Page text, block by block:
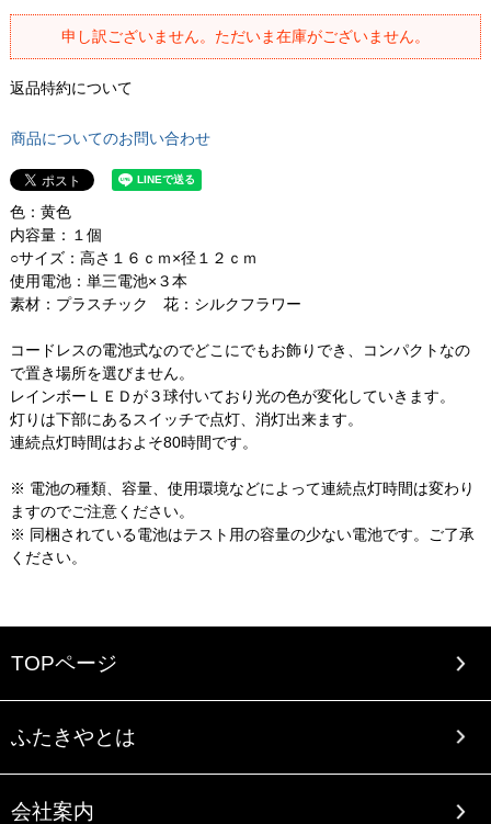
申し訳ございません。ただいま在庫がございません。
返品特約について
商品についてのお問い合わせ
色：黄色
内容量：１個
○サイズ：高さ１６ｃｍ×径１２ｃｍ
使用電池：単三電池×３本
素材：プラスチック 花：シルクフラワー
コードレスの電池式なのでどこにでもお飾りでき、コンパクトなの
で置き場所を選びません。
レインボーＬＥＤが３球付いており光の色が変化していきます。
灯りは下部にあるスイッチで点灯、消灯出来ます。
連続点灯時間はおよそ80時間です。
※ 電池の種類、容量、使用環境などによって連続点灯時間は変わり
ますのでご注意ください。
※ 同梱されている電池はテスト用の容量の少ない電池です。ご了承
ください。
TOPページ
ふたきやとは
会社案内